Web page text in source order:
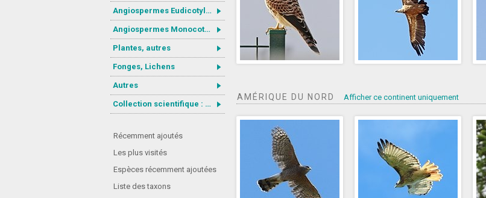
Angiospermes Eudicotylédones
Angiospermes Monocotylédones
Plantes, autres
Fonges, Lichens
Autres
Collection scientifique : Gastrotricha
Récemment ajoutés
Les plus visités
Espèces récemment ajoutées
Liste des taxons
AMÉRIQUE DU NORD Afficher ce continent uniquement